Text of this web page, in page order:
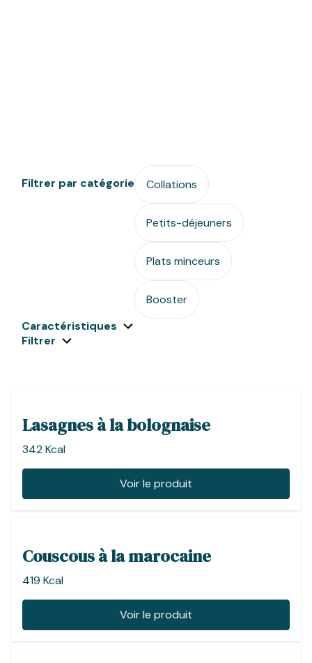
Filtrer par catégorie Collations
Petits-déjeuners
Plats minceurs
Booster
Caractéristiques
Filtrer
Lasagnes à la bolognaise
342 Kcal
Voir le produit
Couscous à la marocaine
419 Kcal
Voir le produit